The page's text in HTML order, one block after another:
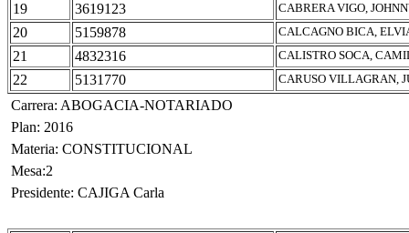
19 3619123 CABRERA VIGO,
20 5159878 CALCAGNO BICA,
21 4832316 CALISTRO SOCA,
22 5131770 CARUSO VILLAGRAN,
Carrera: ABOGACIA-NOTARIADO
Plan: 2016
Materia: CONSTITUCIONAL
Mesa:2
Presidente: CAJIGA Carla